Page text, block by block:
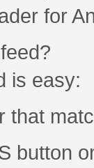
for
is easy:
that
button